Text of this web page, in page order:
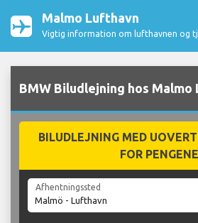
Malmo Lufthavn
Vigtig information om lufthavnen og
BMW Biludlejning hos Malmo
BILUDLEJNING MED
FOR PENGENE
Afhentningssted